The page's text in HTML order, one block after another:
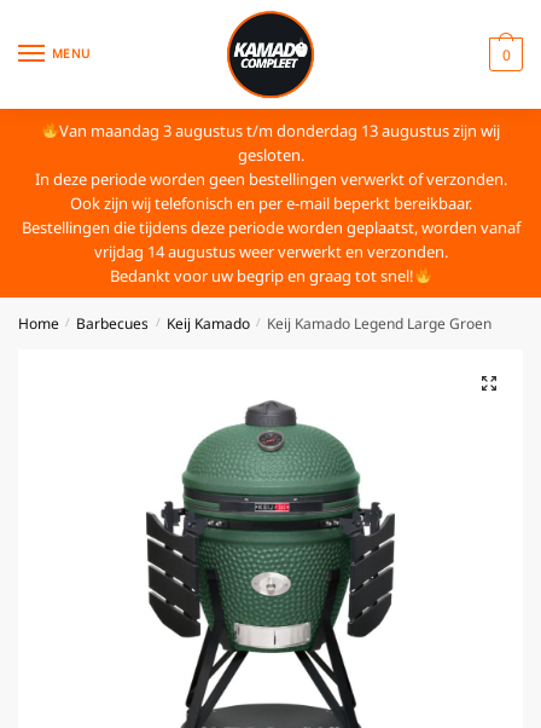
MENU 0
Van maandag 3 augustus t/m donderdag 13 augustus zijn wij
gesloten.
In deze periode worden geen bestellingen verwerkt of verzonden.
Ook zijn wij telefonisch en per e-mail beperkt bereikbaar.
Bestellingen die tijdens deze periode worden geplaatst, worden vanaf
vrijdag 14 augustus weer verwerkt en verzonden.
Bedankt voor uw begrip en graag tot snel!
Home / Barbecues / Keij Kamado / Keij Kamado Legend Large Groen